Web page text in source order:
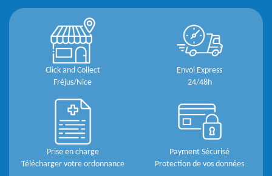
Click and Collect
Fréjus/Nice
Envoi Express
24/48h
Prise en charge
Télécharger votre ordonnance
Payment Sécurisé
Protection de vos données